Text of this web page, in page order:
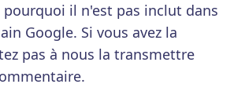
pourquoi il n'est pas inclut dans
Google. Si vous avez la
pas à nous la transmettre